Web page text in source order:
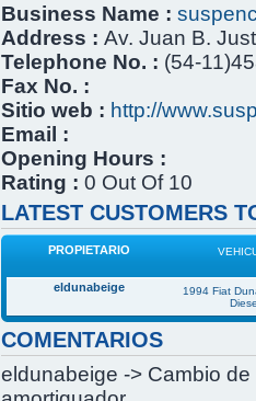
Business Name :
Address : Av. Juan B.
Telephone No. : (54-
Fax No. :
Sitio web : http://
Email :
Opening Hours :
Rating : 0 Out Of 10
LATEST CUSTOMERS
PROPIETARIO
eldunabeige
1994 Fiat
COMENTARIOS
eldunabeige -> Cambio